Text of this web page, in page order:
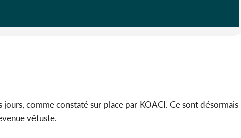
comme constaté sur place par KOACI. Ce sont désormais
vétuste.